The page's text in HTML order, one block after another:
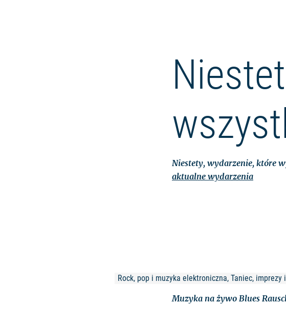
Niestety, wydarzenie, które
aktualne wydarzenia
Rock, pop i muzyka elektroniczna, Taniec, imprezy
Muzyka na żywo Blues